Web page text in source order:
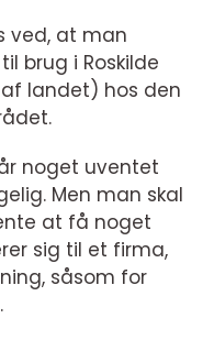
ved, at man
til brug i Roskilde
landet) hos den
noget uventet
Men man skal
at få noget
sig til et firma,
såsom for